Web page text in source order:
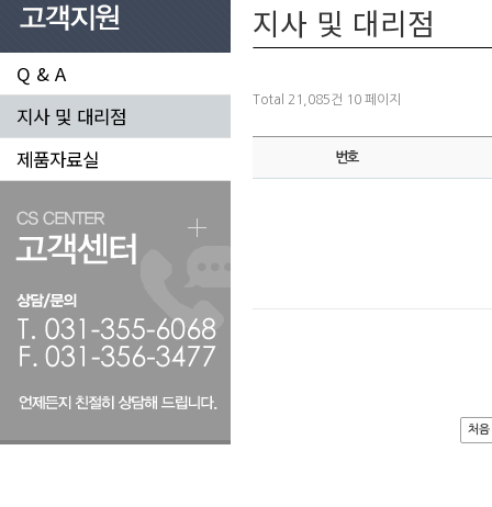
Q & A
지사 및 대리점
제품자료실
지사 및 대리점
Total 21,085건 10 페이지
번호
처음